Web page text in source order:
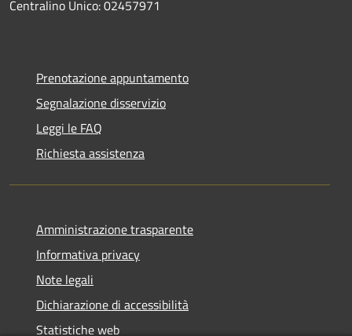
Centralino Unico: 02457971
Prenotazione appuntamento
Segnalazione disservizio
Leggi le FAQ
Richiesta assistenza
Amministrazione trasparente
Informativa privacy
Note legali
Dichiarazione di accessibilità
Statistiche web